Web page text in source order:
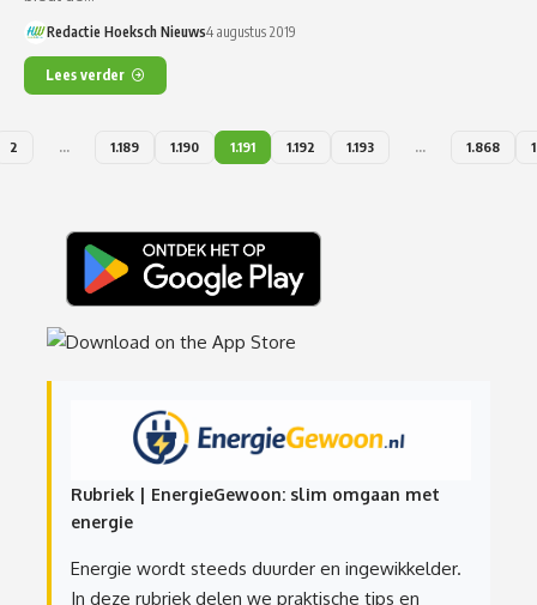
Redactie Hoeksch Nieuws4 augustus 2019
Lees verder
2 … 1.189 1.190 1.191 1.192 1.193 … 1.868
Rubriek | EnergieGewoon: slim omgaan met
energie
Energie wordt steeds duurder en ingewikkelder.
In deze rubriek delen we praktische tips en